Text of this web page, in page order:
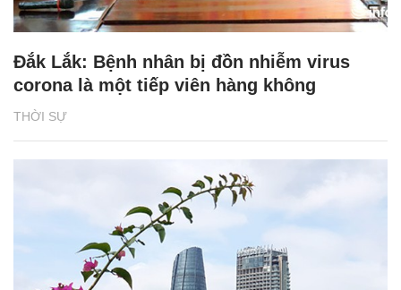
THỜI SỰ
Đắk Lắk: Bệnh nhân bị đồn nhiễm virus
corona là một tiếp viên hàng không